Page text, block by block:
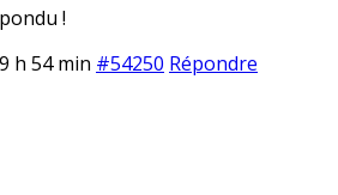
!
h 54 min #54250 Répondre